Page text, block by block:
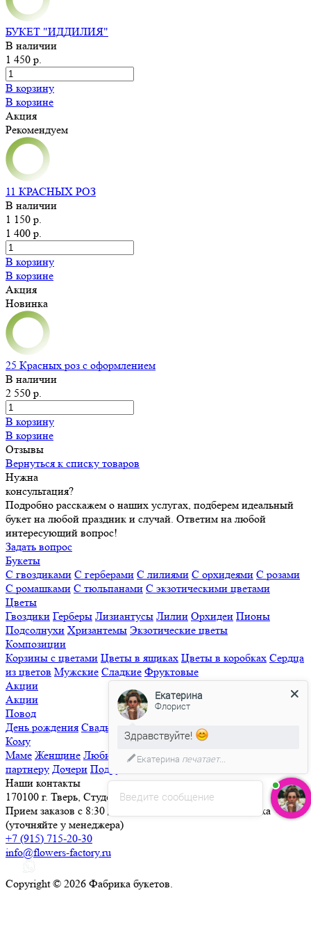
БУКЕТ "ИДДИЛИЯ"
В наличии
1 450 р.
В корзину
В корзине
Акция
Рекомендуем
11 КРАСНЫХ РОЗ
В наличии
1 150 р.
1 400 р.
В корзину
В корзине
Акция
Новинка
25 Красных роз с оформлением
В наличии
2 550 р.
В корзину
В корзине
Отзывы
Вернуться к списку товаров
Нужна
консультация?
Подробно расскажем о наших услугах, подберем идеальный
букет на любой праздник и случай. Ответим на любой
интересующий вопрос!
Задать вопрос
Букеты
С гвоздиками С герберами С лилиями С орхидеями С розами
С ромашками С тюльпанами С экзотическими цветами
Цветы
Гвоздики Герберы Лизиантусы Лилии Орхидеи Пионы
Подсолнухи Хризантемы Экзотические цветы
Композиции
Корзины с цветами Цветы в ящиках Цветы в коробках Сердца
из цветов Мужские Сладкие Фруктовые
Акции
Акции
Повод
День рождения Свадьба Извинения
Кому
Маме Женщине Любимой Семье Мужчине Ребенку
партнеру Дочери Подруге
Наши контакты
170100 г. Тверь, Студенческий переулок, д. 25
Прием заказов с 8:30 до 21:30, круглосуточная доставка
(уточняйте у менеджера)
+7 (915) 715-20-30
info@flowers-factory.ru
Copyright © 2026 Фабрика букетов.
Введите сообщение
Екатерина
Флорист
Здравствуйте!
Екатерина печатает...